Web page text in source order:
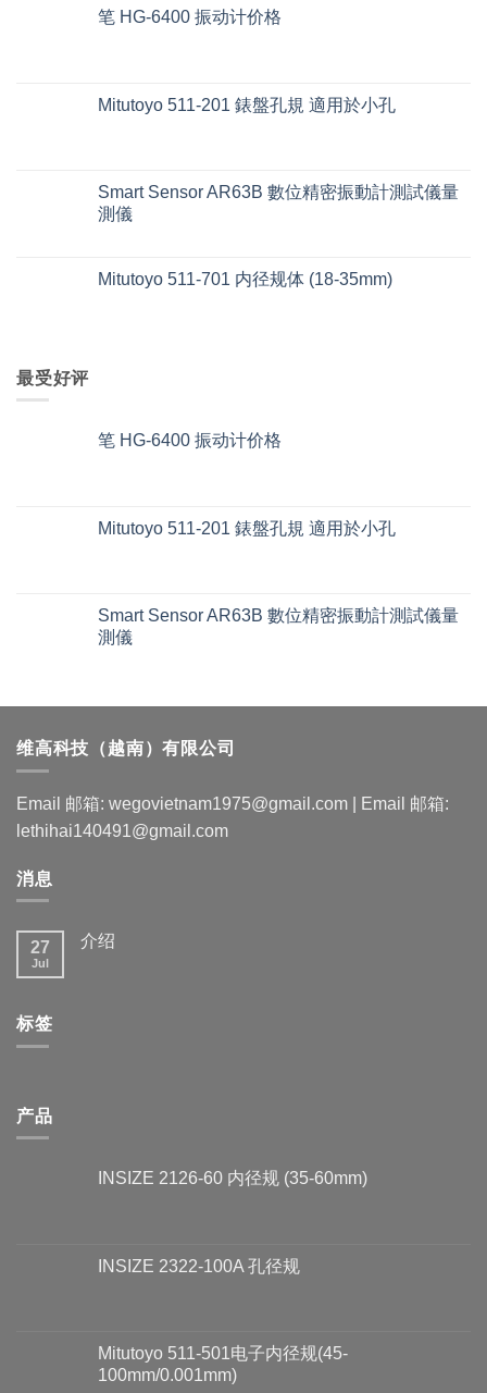
笔 HG-6400 振动计价格
Mitutoyo 511-201 錶盤孔規 適用於小孔
Smart Sensor AR63B 數位精密振動計測試儀量
測儀
Mitutoyo 511-701 内径规体 (18-35mm)
最受好评
笔 HG-6400 振动计价格
Mitutoyo 511-201 錶盤孔規 適用於小孔
Smart Sensor AR63B 數位精密振動計測試儀量
測儀
维高科技（越南）有限公司
Email 邮箱: wegovietnam1975@gmail.com | Email 邮箱:
lethihai140491@gmail.com
消息
27
Jul
介绍
标签
产品
INSIZE 2126-60 内径规 (35-60mm)
INSIZE 2322-100A 孔径规
Mitutoyo 511-501电子内径规(45-
100mm/0.001mm)